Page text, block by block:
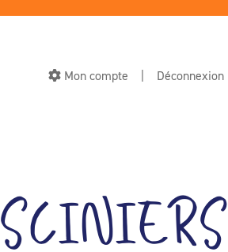
Mon compte
| Déconnexion